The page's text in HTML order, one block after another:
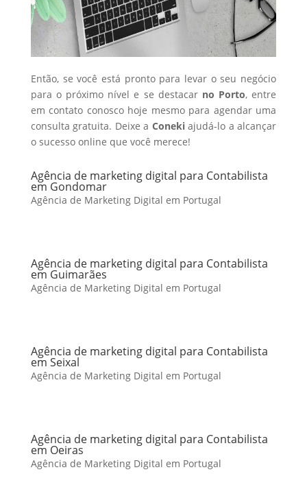
Então, se você está pronto para levar o seu negócio
para o próximo nível e se destacar no Porto, entre
em contato conosco hoje mesmo para agendar uma
consulta gratuita. Deixe a Conekiajudá-lo a alcançar
o sucesso online que você merece!
Agência de marketing digital para Contabilista
em Gondomar
Agência de Marketing Digital em Portugal
Agência de marketing digital para Contabilista
em Guimarães
Agência de Marketing Digital em Portugal
Agência de marketing digital para Contabilista
em Seixal
Agência de Marketing Digital em Portugal
Agência de marketing digital para Contabilista
em Oeiras
Agência de Marketing Digital em Portugal